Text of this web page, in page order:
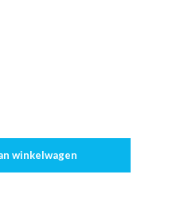
winkelwagen